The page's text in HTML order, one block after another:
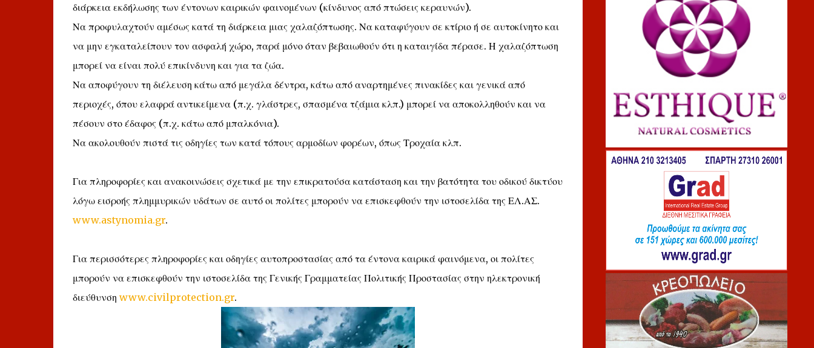
διάρκεια εκδήλωσης των έντονων καιρικών φαινομένων (κίνδυνος από πτώσεις κεραυνών).
Να προφυλαχτούν αμέσως κατά τη διάρκεια μιας χαλαζόπτωσης. Να καταφύγουν σε κτίριο ή σε αυτοκίνητο και
να μην εγκαταλείπουν τον ασφαλή χώρο, παρά μόνο όταν βεβαιωθούν ότι η καταιγίδα πέρασε. Η χαλαζόπτωση
μπορεί να είναι πολύ επικίνδυνη και για τα ζώα.
Να αποφύγουν τη διέλευση κάτω από μεγάλα δέντρα, κάτω από αναρτημένες πινακίδες και γενικά από
περιοχές, όπου ελαφρά αντικείμενα (π.χ. γλάστρες, σπασμένα τζάμια κλπ.) μπορεί να αποκολληθούν και να
πέσουν στο έδαφος (π.χ. κάτω από μπαλκόνια).
Να ακολουθούν πιστά τις οδηγίες των κατά τόπους αρμοδίων φορέων, όπως Τροχαία κλπ.
Για πληροφορίες και ανακοινώσεις σχετικά με την επικρατούσα κατάσταση και την βατότητα του οδικού δικτύου
λόγω εισροής πλημμυρικών υδάτων σε αυτό οι πολίτες μπορούν να επισκεφθούν την ιστοσελίδα της ΕΛ.ΑΣ.
www.astynomia.gr.
Για περισσότερες πληροφορίες και οδηγίες αυτοπροστασίας από τα έντονα καιρικά φαινόμενα, οι πολίτες
μπορούν να επισκεφθούν την ιστοσελίδα της Γενικής Γραμματείας Πολιτικής Προστασίας στην ηλεκτρονική
διεύθυνση www.civilprotection.gr.